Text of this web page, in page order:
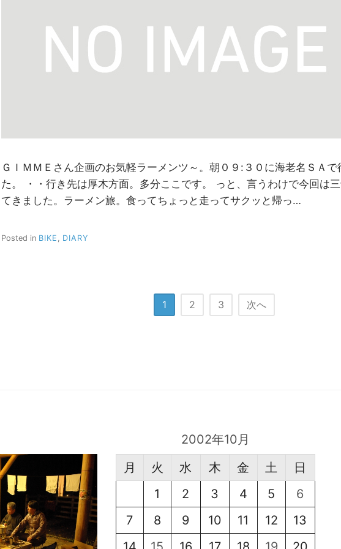
ＧＩＭＭＥさん企画のお気軽ラーメンツ～。朝０９:３０に海老名ＳＡで
た。 ・・行き先は厚木方面。多分ここです。 っと、言うわけで今回は
てきました。ラーメン旅。食ってちょっと走ってサクッと帰っ…
Posted in BIKE , DIARY
り
1 2 3 次へ
2002年10月
月
火 水 木 金 土
日
1
2 3 4 5
6
7
8 9 10 11 12
13